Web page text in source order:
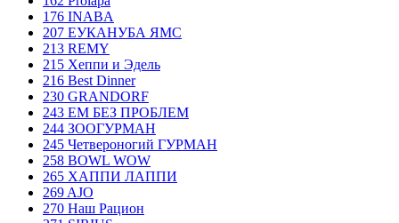
176 INABA
207 ЕУКАНУБА ЯМС
213 REMY
215 Хеппи и Эдель
216 Best Dinner
230 GRANDORF
243 ЕМ БЕЗ ПРОБЛЕМ
244 ЗООГУРМАН
245 Четвероногий ГУРМАН
258 BOWL WOW
265 ХАППИ ЛАППИ
269 AJO
270 Наш Рацион